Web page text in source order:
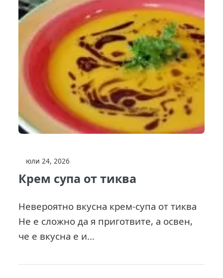
юли 24, 2026
Крем супа от тиква
Невероятно вкусна крем-супа от тиква
Не е сложно да я приготвите, а освен,
че е вкусна е и...